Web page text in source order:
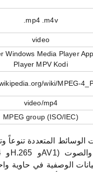
.mp4 .m4v
video
Windows Media Player
Player MPV Kodi
wiki/MPEG-
video/mp4
MPEG group (ISO/IEC)